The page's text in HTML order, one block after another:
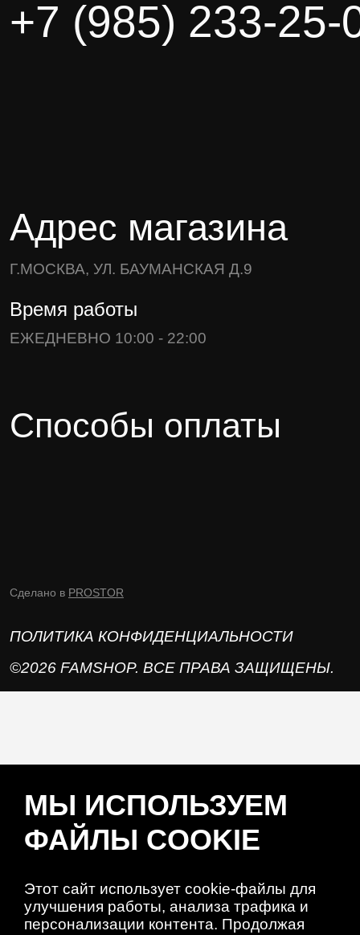
+7 (985) 233-25-
Адрес магазина
Г.МОСКВА, УЛ. БАУМАНСКАЯ Д.9
Время работы
ЕЖЕДНЕВНО 10:00 - 22:00
Способы оплаты
Сделано в PROSTOR
ПОЛИТИКА КОНФИДЕНЦИАЛЬНОСТИ
©2026 FAMSHOP. ВСЕ ПРАВА ЗАЩИЩЕНЫ.
МЫ ИСПОЛЬЗУЕМ
ФАЙЛЫ COOKIE
Этот сайт использует cookie-файлы для
улучшения работы, анализа трафика и
персонализации контента. Продолжая